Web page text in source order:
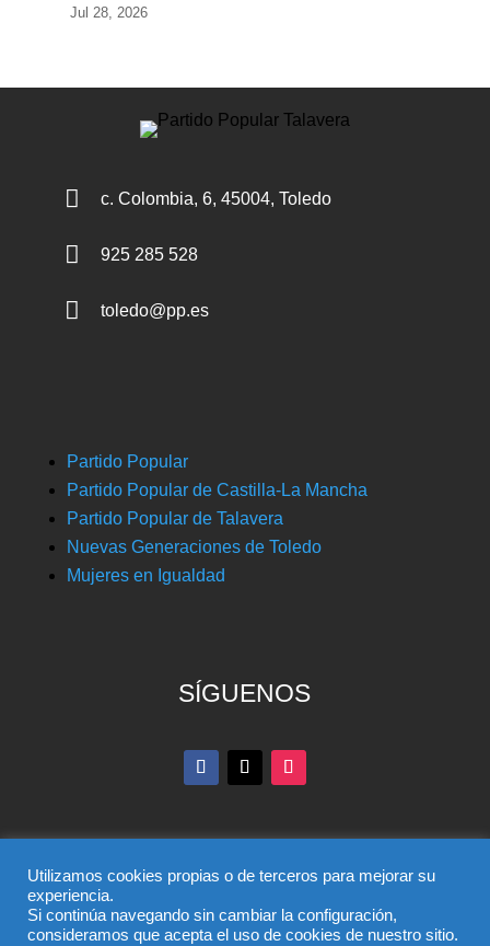
Jul 28, 2026
 c. Colombia, 6, 45004, Toledo
 925 285 528
 toledo@pp.es
Partido Popular
Partido Popular de Castilla-La Mancha
Partido Popular de Talavera
Nuevas Generaciones de Toledo
Mujeres en Igualdad
SÍGUENOS
© Partido Popular de Toledo – C/ Colombia, 6, 45004,
Utilizamos cookies propias o de terceros para mejorar su
experiencia.
Si continúa navegando sin cambiar la configuración,
consideramos que acepta el uso de cookies de nuestro sitio.